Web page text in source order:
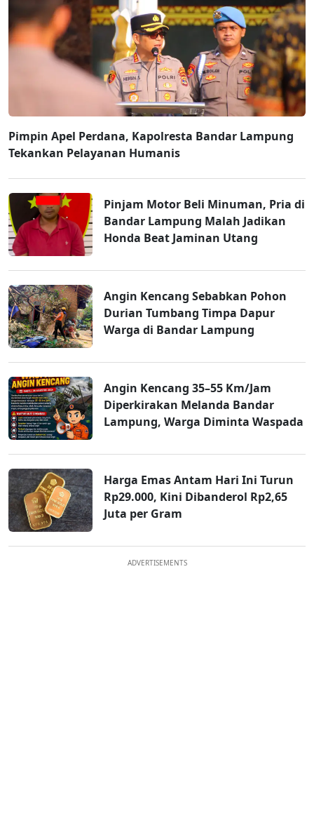
Pimpin Apel Perdana, Kapolresta Bandar Lampung
Tekankan Pelayanan Humanis
Pinjam Motor Beli Minuman, Pria di
Bandar Lampung Malah Jadikan
Honda Beat Jaminan Utang
Angin Kencang Sebabkan Pohon
Durian Tumbang Timpa Dapur
Warga di Bandar Lampung
Angin Kencang 35–55 Km/Jam
Diperkirakan Melanda Bandar
Lampung, Warga Diminta Waspada
Harga Emas Antam Hari Ini Turun
Rp29.000, Kini Dibanderol Rp2,65
Juta per Gram
ADVERTISEMENTS